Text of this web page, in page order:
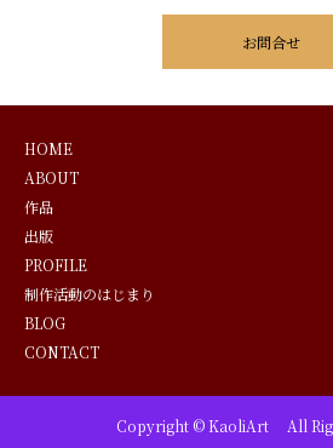
お問合せ
HOME
ABOUT
作品
出版
PROFILE
制作活動のはじまり
BLOG
CONTACT
Copyright © KaoliArt All